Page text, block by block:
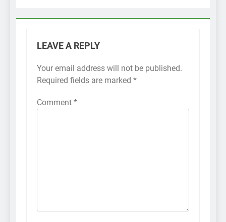
LEAVE A REPLY
Your email address will not be published.
Required fields are marked *
Comment *